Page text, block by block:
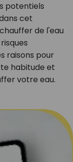
potentiels
cet
de l'eau
raisons pour
habitude et
votre eau.